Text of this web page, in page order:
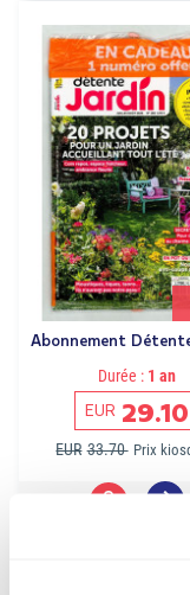
Abonnement
Durée : 1 an
EUR 29.10
EUR 33.70 Prix